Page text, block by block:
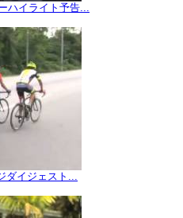
ハイライト予告...
ダイジェスト...